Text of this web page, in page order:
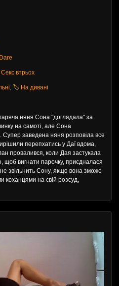
Секс втрьох
, 🏷️ На дивані
няня Сона "доглядала" за
на самоті, але Сона
Супер заведена няня розповіла все
перепхатись у Даї вдома,
провалився, коли Дая застукала
щоб вигнати парочку, приєдналася
звільнить Сону, якщо вона зможе
коханцями на свій розсуд,